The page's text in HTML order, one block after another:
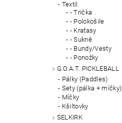
Textil
- Trička
- Polokošile
- Kraťasy
- Sukně
- Bundy/Vesty
- Ponožky
G.O.A.T. PICKLEBALL
Pálky (Paddles)
Sety (pálka + míčky)
Míčky
Kšiltovky
SELKIRK